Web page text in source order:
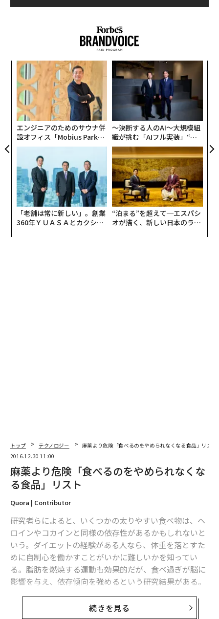
エンジニアのためのサウナ併
設オフィス「Mobius Park」
がオープン──タマディック
が健康経営を徹底する理由
〜決断する人のAI〜大規模組
織が挑む「AIフル実装」“使
う”企業から“動く”企業へ【N
TTドコモビジネス×PwC】
「老舗は常に新しい」。創業
360年ＹＵＡＳＡとカクシン
“泊まる”を超えて─エスパシ
オが描く、新しい日本のラグ
トップ テクノロジー
麻薬より危険「食べるのをやめられなくなる食品」リスト
2016.12.30 11:00
麻薬より危険「食べるのをやめられなくな
る食品」リスト
Quora | Contributor
研究者らによると、いくつかの太りやすい食べ物は、ヘ
ロインやコカインと同様の依存性があるかもしれないと
いう。ダイエットの経験がある人なら、体重を落とすた
めに自制心を働かすことがいかに難しいかを知ってい
る。脂肪を燃焼する運動も効果的だが、食べ過ぎが脳に
影響を与え、依存傾向を強めるという研究結果がある。
高脂肪、高カロリーの食べ物は、麻薬的な快楽を生み出
続きを見る